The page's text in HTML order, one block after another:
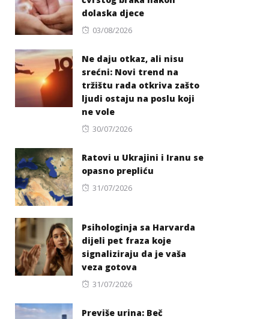
dolaska djece
Posted
03/08/2026
Ne daju otkaz, ali nisu
srećni: Novi trend na
tržištu rada otkriva zašto
ljudi ostaju na poslu koji
ne vole
Posted
30/07/2026
Ratovi u Ukrajini i Iranu se
opasno prepliću
Posted
31/07/2026
Psihologinja sa Harvarda
dijeli pet fraza koje
signaliziraju da je vaša
veza gotova
Posted
31/07/2026
Previše urina: Beč